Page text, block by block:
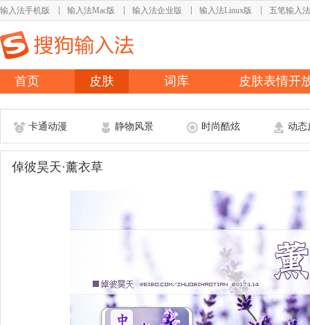
输入法手机版 输入法Mac版 输入法企业版 输入法Linux版 五笔输入法
首页 皮肤 词库 皮肤表情开
卡通动漫 静物风景 时尚酷炫 动态
倬彼昊天·薰衣草